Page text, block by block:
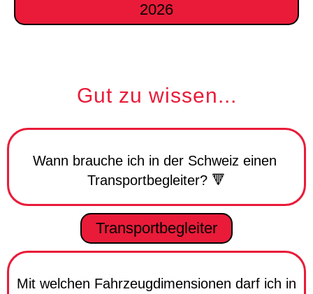
2026
Gut zu wissen...
Wann brauche ich in der Schweiz einen
Transportbegleiter? 🔻
Transportbegleiter
Mit welchen Fahrzeugdimensionen darf ich in